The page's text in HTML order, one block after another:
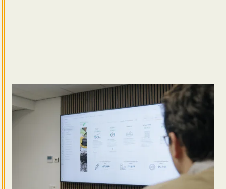
Wat doet een Junior Business Controller?
Als Junior Business Controller of Assistent Business
Controller houd je je bezig met financiële en
commerciële analyses. Zie je verbanden,
bijzonderheden of afwijkingen? Dan rapporteer je
hierover. Je interpreteert commerciële data en
vertaalt deze naar heldere inzichten die als basis
dienen voor het maken van bedrijfsbeslissingen.